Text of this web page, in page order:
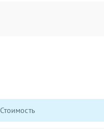
Стоимость